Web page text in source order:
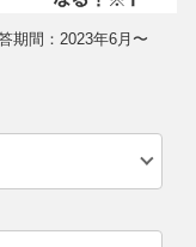
期間：2023年6月〜